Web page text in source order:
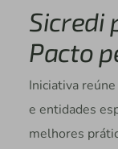
Sicredi
Pacto
Iniciativa
e entidades
melhores